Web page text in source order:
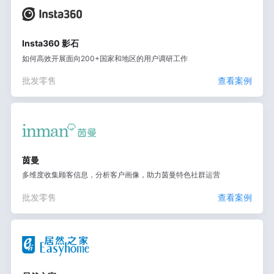
Insta360 影石
如何高效开展面向200+国家和地区的用户调研工作
批发零售 查看案例
茵曼
多维度收集顾客信息，分析客户画像，助力茵曼特色社群运营
批发零售 查看案例